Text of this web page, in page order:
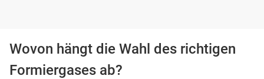
Wovon hängt die Wahl des richtigen
Formiergases ab?